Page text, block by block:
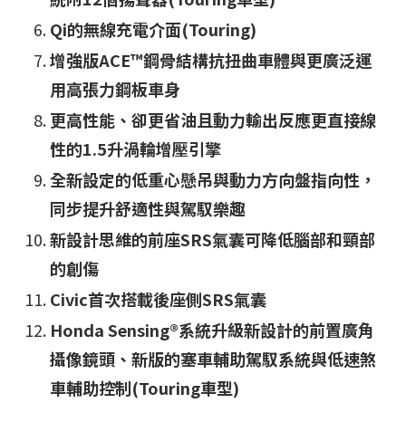
Qi的無線充電介面(Touring)
增強版ACE™鋼骨結構抗扭曲車體與更廣泛運
用高張力鋼板車身
更高性能、卻更省油且動力輸出反應更直接線
性的1.5升渦輪增壓引擎
全新設定的低重心懸吊與動力方向盤指向性，
同步提升舒適性與駕馭樂趣
新設計思維的前座SRS氣囊可降低腦部和頸部
的創傷
Civic首次搭載後座側SRS氣囊
Honda Sensing®系統升級新設計的前置廣角
攝像鏡頭、新版的塞車輔助駕馭系統與低速煞
車輔助控制(Touring車型)